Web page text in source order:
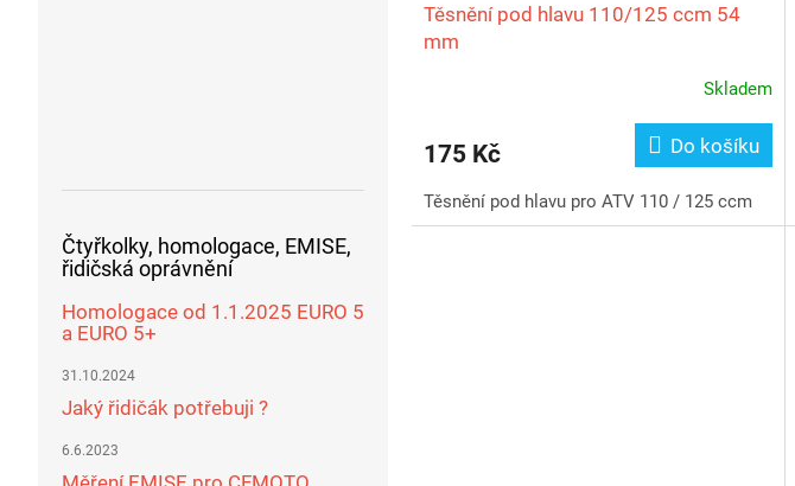
Čtyřkolky, homologace, EMISE,
řidičská oprávnění
Homologace od 1.1.2025 EURO 5
a EURO 5+
31.10.2024
Jaký řidičák potřebuji ?
6.6.2023
Těsnění pod hlavu 110/125 ccm 54
mm
Skladem
175 Kč Do košíku
Těsnění pod hlavu pro ATV 110 / 125 ccm